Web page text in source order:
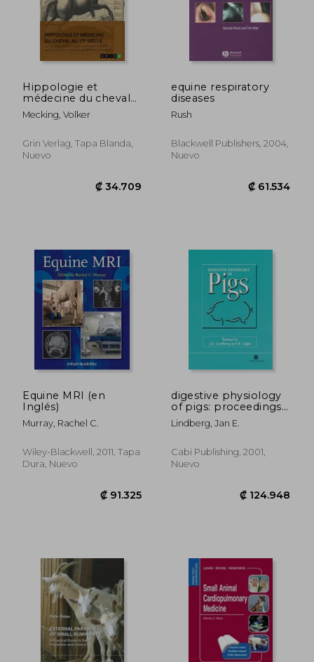
₡ 115.197
₡ 13.973
Hippologie et
médecine du cheval
au 17e siècle: Le
Traicté des chevaulx
françoise par R. Baret,
Sieur de Rouvray,
Mecking, Volker
Grin Verlag, Tapa Blanda,
Nuevo
equine respiratory
diseases
Rush
Blackwell Publishers, 2004,
Nuevo
Equine MRI (en
Inglés)
Murray, Rachel C.
Wiley-Blackwell, 2011, Tapa
Dura, Nuevo
digestive physiology
of pigs: proceedings
of the 8th
symposium (en
Lindberg, Jan E.
Cabi Publishing, 2001,
Nuevo